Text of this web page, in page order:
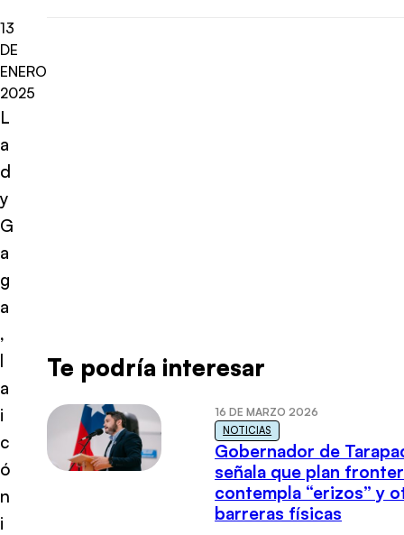
13
DE
ENERO
2025
L
a
d
y
G
a
g
a
,
l
a
i
c
ó
n
i
Te podría interesar
16 DE MARZO 2026
NOTICIAS
Gobernador de
señala que plan
contempla “erizos” y
barreras físicas